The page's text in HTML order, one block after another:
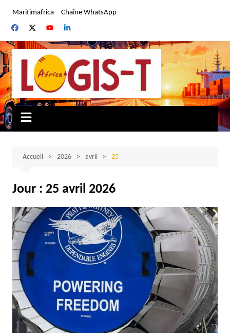
contenu
Maritimafrica Chaîne WhatsApp
Accueil 2026 avril 25
Jour : 25 avril 2026